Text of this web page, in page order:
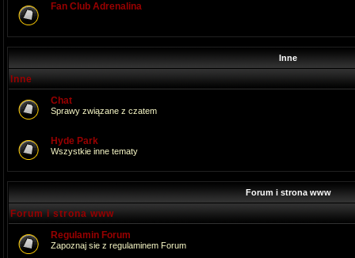
Fan Club Adrenalina
Inne
Inne
Chat
Sprawy związane z czatem
Hyde Park
Wszystkie inne tematy
Forum i strona www
Forum i strona www
Regulamin Forum
Zapoznaj sie z regulaminem Forum